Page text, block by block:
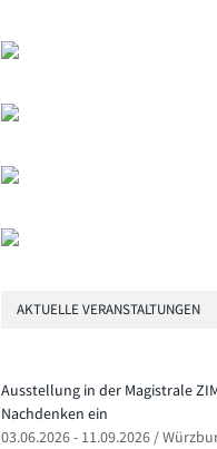
AKTUELLE VERANSTALTUNGEN
Ausstellung in der Magistrale
Nachdenken ein
03.06.2026 - 11.09.2026 /